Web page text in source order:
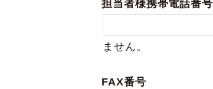
担当者様携帯電話番号
ません。
FAX番号